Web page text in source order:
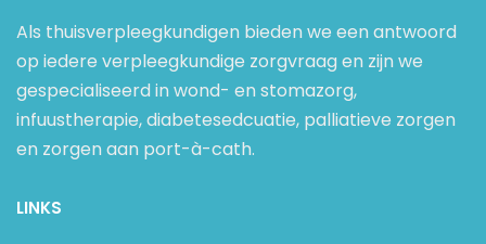
Als thuisverpleegkundigen bieden we een antwoord
op iedere verpleegkundige zorgvraag en zijn we
gespecialiseerd in wond- en stomazorg,
infuustherapie, diabetesedcuatie, palliatieve zorgen
en zorgen aan port-à-cath.
LINKS